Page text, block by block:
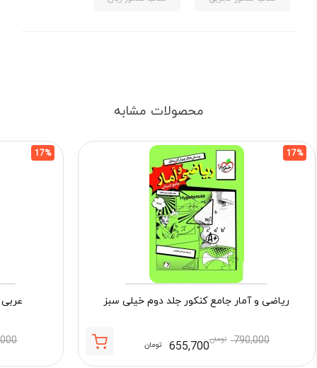
محصولات مشابه
17%
ریاضی و آمار جامع کنکور جلد دوم خیلی سبز
790,000 تومان655,700 تومان
17%